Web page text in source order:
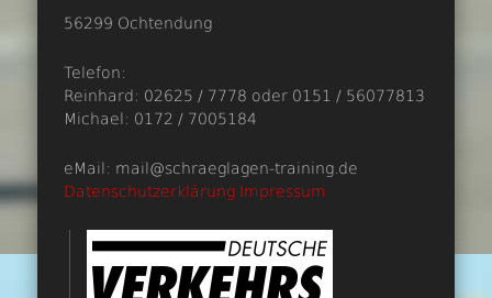
56299 Ochtendung
Telefon:
Reinhard: 02625 / 7778 oder 0151 / 56077813
Michael: 0172 / 7005184
eMail: mail@schraeglagen-training.de
Datenschutzerklärung Impressum